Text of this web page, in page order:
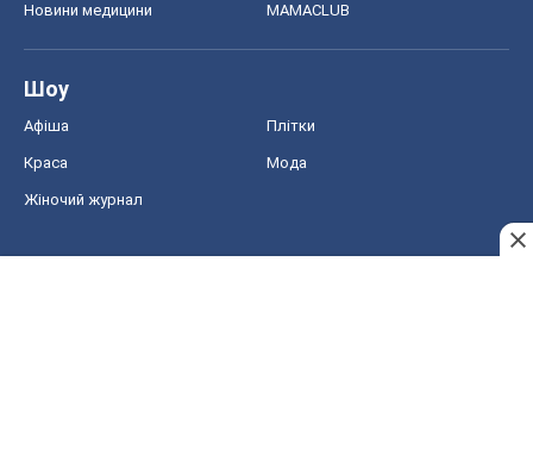
Новини медицини MAMACLUB
Шоу
Афіша Плітки
Краса Мода
Жіночий журнал